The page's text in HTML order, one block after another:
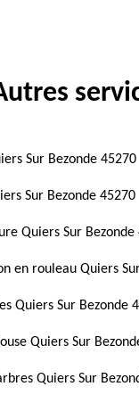
Sur Bezonde 45270
Sur Bezonde 45270
Quiers Sur Bezonde
en rouleau Quiers
Quiers Sur Bezonde
Quiers Sur
Quiers Sur